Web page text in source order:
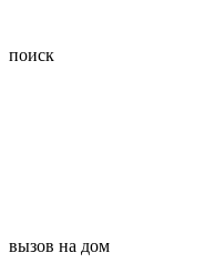
поиск
вызов на дом